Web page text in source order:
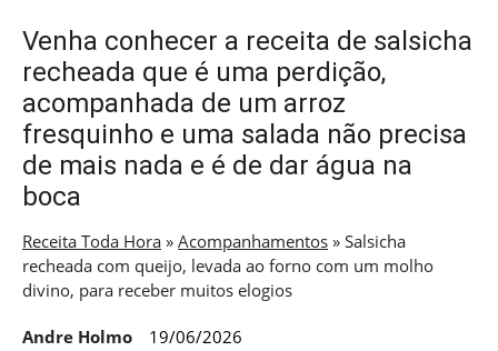
Venha conhecer a receita de salsicha
recheada que é uma perdição,
acompanhada de um arroz
fresquinho e uma salada não precisa
de mais nada e é de dar água na
boca
Receita Toda Hora » Acompanhamentos » Salsicha
recheada com queijo, levada ao forno com um molho
divino, para receber muitos elogios
Andre Holmo 19/06/2026